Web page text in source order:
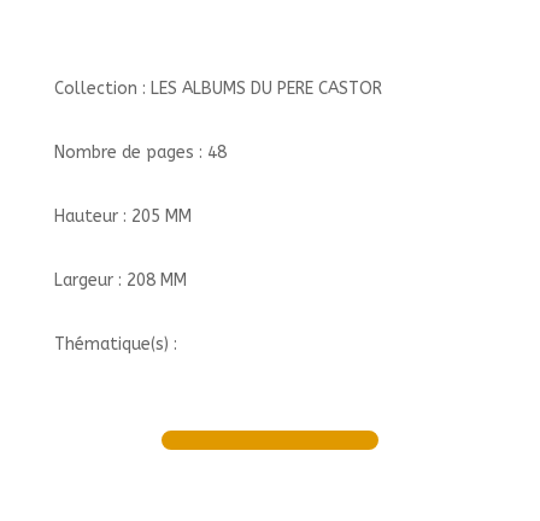
Collection : LES ALBUMS DU PERE CASTOR
Nombre de pages : 48
Hauteur : 205 MM
Largeur : 208 MM
Thématique(s) :